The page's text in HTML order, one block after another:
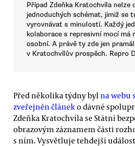
Případ Zdeňka Kratochvíla nelze
jednoduchých schémat, jimiž se
vyrovnávat s minulostí. Každý
kolaborace s represivní mocí má
osobní. A právě ty zde jen
v Kratochvílův prospěch. Repro
Před několika týdny byl na webu
zveřejněn článeko dávné
Zdeňka Kratochvíla se Státní
obrazovým záznamem části
s ním. Vysvětluje tehdejší